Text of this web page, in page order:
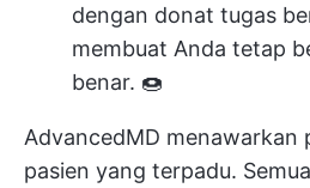
dengan donat tugas
membuat Anda tetap
benar. 🍩
AdvancedMD menawarkan
pasien yang terpadu.